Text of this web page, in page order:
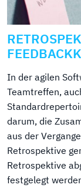
In der agilen
Teamtreffen,
darum, die
aus der
Retrospektive
Retrospektive
festgelegt